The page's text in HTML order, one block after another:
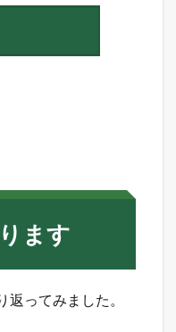
ます
ってみました。